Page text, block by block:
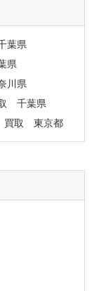
葉県
県
川県
千葉県
買取 東京都